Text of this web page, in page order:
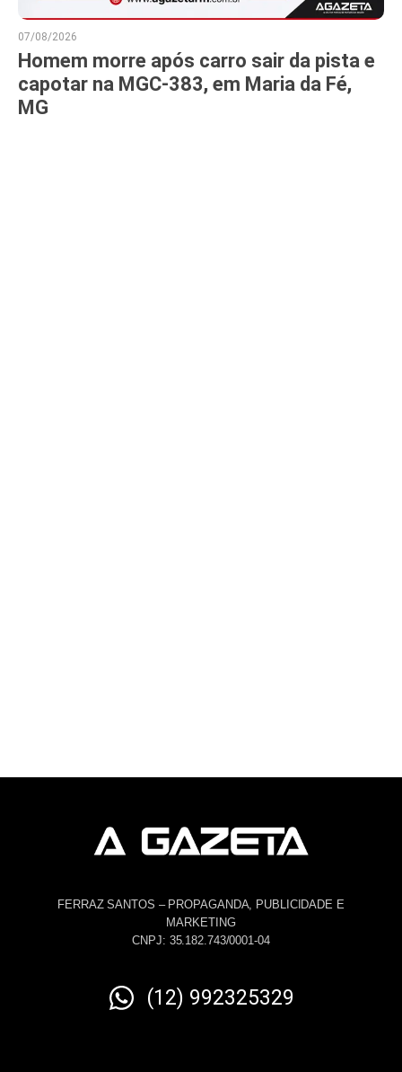
07/08/2026
Homem morre após carro sair da pista e
capotar na MGC-383, em Maria da Fé,
MG
FERRAZ SANTOS – PROPAGANDA, PUBLICIDADE E
MARKETING
CNPJ: 35.182.743/0001-04
(12) 992325329